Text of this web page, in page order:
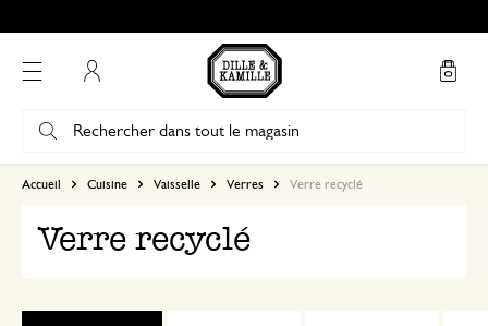
Accueil Cuisine Vaisselle Verres Verre recyclé
Verre recyclé